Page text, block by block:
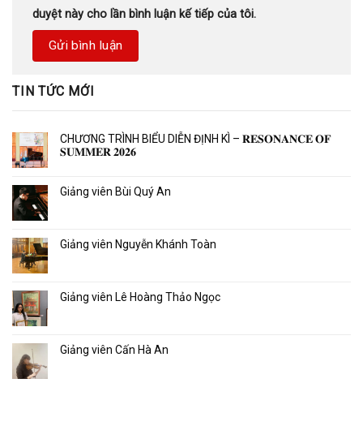
duyệt này cho lần bình luận kế tiếp của tôi.
TIN TỨC MỚI
CHƯƠNG TRÌNH BIỂU DIỄN ĐỊNH KÌ – 𝐑𝐄𝐒𝐎𝐍𝐀𝐍𝐂𝐄 𝐎𝐅
𝐒𝐔𝐌𝐌𝐄𝐑 𝟐𝟎𝟐𝟔
Giảng viên Bùi Quý An
Giảng viên Nguyễn Khánh Toàn
Giảng viên Lê Hoàng Thảo Ngọc
Giảng viên Cấn Hà An